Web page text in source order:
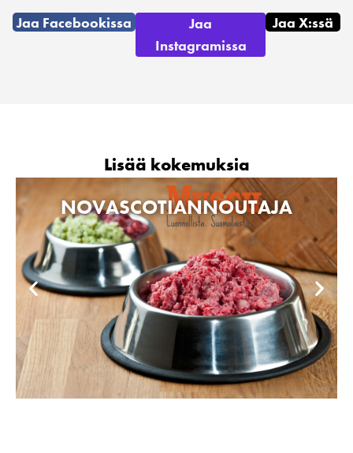
Jaa Facebookissa
Jaa
Instagramissa
Jaa X:ssä
Lisää kokemuksia
NOVASCOTIANNOUTAJA